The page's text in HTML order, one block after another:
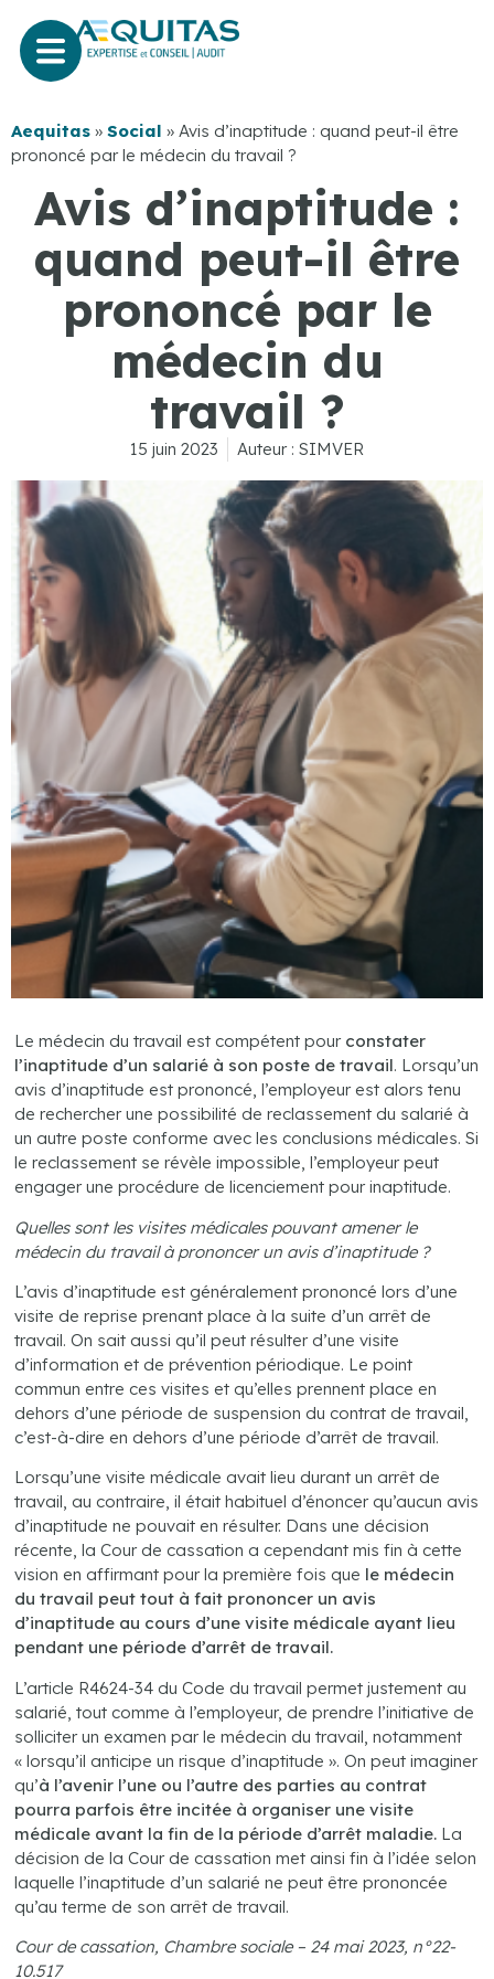
Aequitas » Social » Avis d’inaptitude : quand peut-il être
prononcé par le médecin du travail ?
Avis d’inaptitude :
quand peut-il être
prononcé par le
médecin du
travail ?
15 juin 2023 Auteur : SIMVER
Le médecin du travail est compétent pour constater
l’inaptitude d’un salarié à son poste de travail. Lorsqu’un
avis d’inaptitude est prononcé, l’employeur est alors tenu
de rechercher une possibilité de reclassement du salarié à
un autre poste conforme avec les conclusions médicales. Si
le reclassement se révèle impossible, l’employeur peut
engager une procédure de licenciement pour inaptitude.
Quelles sont les visites médicales pouvant amener le
médecin du travail à prononcer un avis d’inaptitude ?
L’avis d’inaptitude est généralement prononcé lors d’une
visite de reprise prenant place à la suite d’un arrêt de
travail. On sait aussi qu’il peut résulter d’une visite
d’information et de prévention périodique. Le point
commun entre ces visites et qu’elles prennent place en
dehors d’une période de suspension du contrat de travail,
c’est-à-dire en dehors d’une période d’arrêt de travail.
Lorsqu’une visite médicale avait lieu durant un arrêt de
travail, au contraire, il était habituel d’énoncer qu’aucun avis
d’inaptitude ne pouvait en résulter. Dans une décision
récente, la Cour de cassation a cependant mis fin à cette
vision en affirmant pour la première fois que le médecin
du travail peut tout à fait prononcer un avis
d’inaptitude au cours d’une visite médicale ayant lieu
pendant une période d’arrêt de travail.
L’article R4624-34 du Code du travail permet justement au
salarié, tout comme à l’employeur, de prendre l’initiative de
solliciter un examen par le médecin du travail, notamment
« lorsqu’il anticipe un risque d’inaptitude ». On peut imaginer
qu’à l’avenir l’une ou l’autre des parties au contrat
pourra parfois être incitée à organiser une visite
médicale avant la fin de la période d’arrêt maladie. La
décision de la Cour de cassation met ainsi fin à l’idée selon
laquelle l’inaptitude d’un salarié ne peut être prononcée
qu’au terme de son arrêt de travail.
Cour de cassation, Chambre sociale – 24 mai 2023, n°22-
10.517